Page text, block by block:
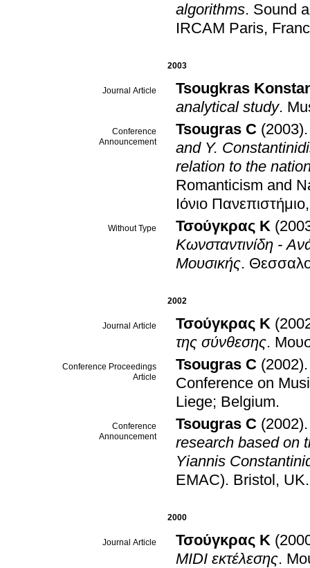
algorithms. Sound
IRCAM Paris,
2003
Journal Article
Tsougkras
analytical study.
Conference
Announcement
Tsougras C (2003)
and Y.
relation to the
Romanticism and
Ιόνιο
Without Type Τσούγκρας K
Κωνσταντινίδη -
Μουσικής.
2002
Journal Article Τσούγκρας K
της σύνθεσης.
Conference Proceedings
Article
Tsougras C (2002)
Conference on
Liege; Belgium.
Conference
Announcement
Tsougras C (2002)
research based on
Yiannis
EMAC). Bristol, UK.
2000
Journal Article Τσούγκρας K
MIDI εκτέλεσης.